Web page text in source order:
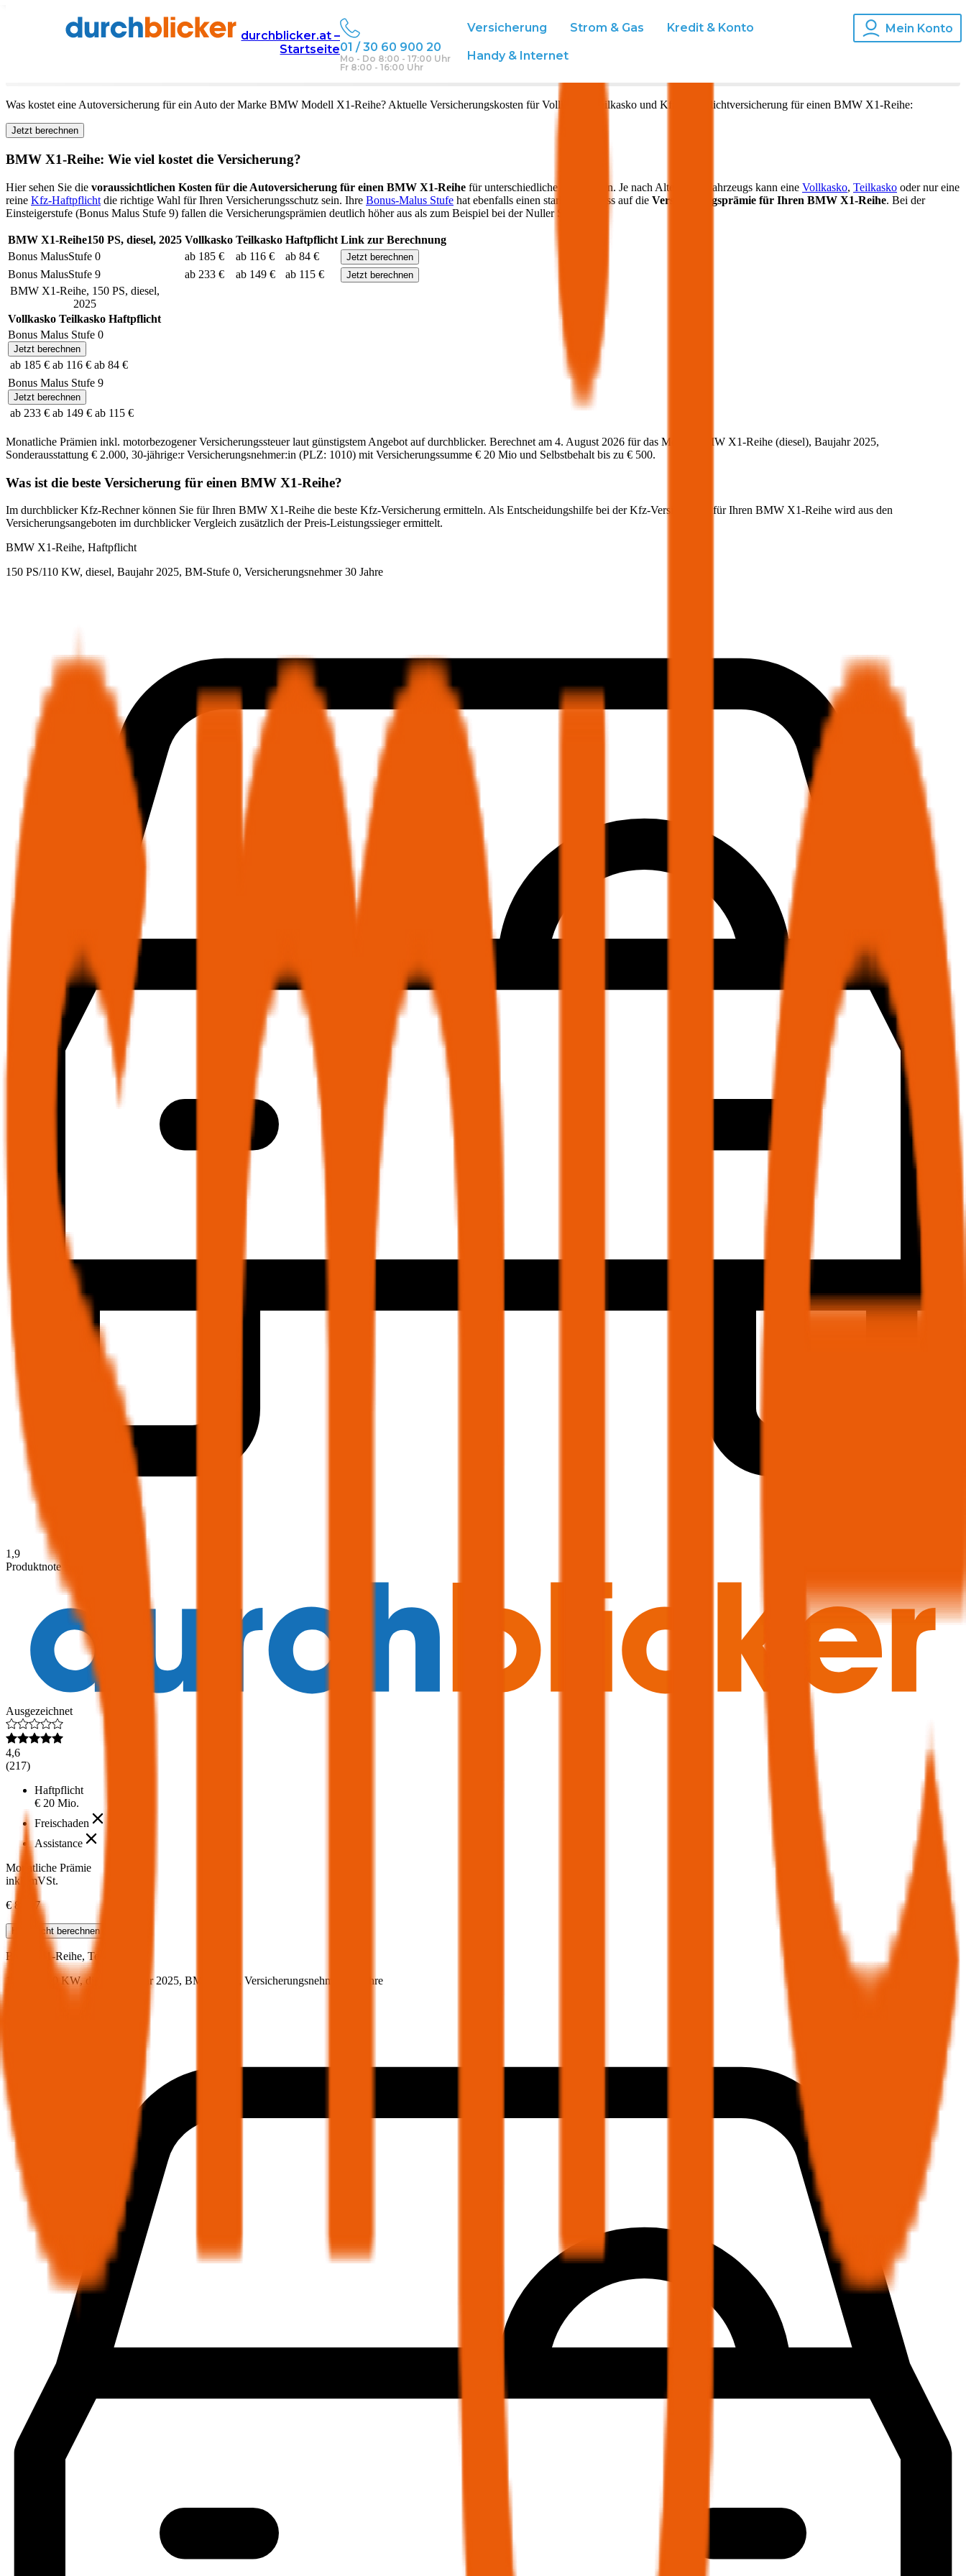
durchblicker.at –
Startseite01 / 30 60 900 20
Mo - Do 8:00 - 17:00 Uhr
Fr 8:00 - 16:00 Uhr
Versicherung Strom & Gas Kredit & Konto
Handy & Internet
Mein Konto
Autoversicherung BMW
in Österreich
Was kostet eine Autoversicherung für ein Auto der Marke BMW Modell X1-Reihe? Aktuelle Versicherungskosten für Vollkasko, Teilkasko und Kfz-Haftpflichtversicherung für einen BMW X1-Reihe:
Jetzt berechnen
BMW X1-Reihe: Wie viel kostet die Versicherung?
Hier sehen Sie die voraussichtlichen Kosten für die Autoversicherung für einen BMW X1-Reihe für unterschiedliche Deckungen. Je nach Alter Ihres Fahrzeugs kann eine Vollkasko, Teilkasko oder nur eine
reine Kfz-Haftpflicht die richtige Wahl für Ihren Versicherungsschutz sein. Ihre Bonus-Malus Stufe hat ebenfalls einen starken Einfluss auf die Versicherungsprämie für Ihren BMW X1-Reihe. Bei der
Einsteigerstufe (Bonus Malus Stufe 9) fallen die Versicherungsprämien deutlich höher aus als zum Beispiel bei der Nuller Stufe.
BMW X1-Reihe150 PS, diesel, 2025 Vollkasko Teilkasko Haftpflicht Link zur Berechnung
Bonus MalusStufe 0 ab 185 € ab 116 € ab 84 € Jetzt berechnen
Bonus MalusStufe 9 ab 233 € ab 149 € ab 115 € Jetzt berechnen
BMW X1-Reihe, 150PS, diesel,
2025
Vollkasko Teilkasko Haftpflicht
Bonus Malus Stufe 0
Jetzt berechnen
ab 185 € ab 116 € ab 84 €
Bonus Malus Stufe 9
Jetzt berechnen
ab 233 € ab 149 € ab 115 €
Monatliche Prämien inkl. motorbezogener Versicherungssteuer laut günstigstem Angebot auf durchblicker. Berechnet am 4. August 2026 für das Modell BMW X1-Reihe (diesel), Baujahr 2025,
Sonderausstattung € 2.000, 30-jährige:rVersicherungsnehmer:in (PLZ: 1010) mit Versicherungssumme € 20 Mio und Selbstbehalt bis zu € 500.
Was ist die beste Versicherung für einen BMW X1-Reihe?
Im durchblicker Kfz-Rechner können Sie für Ihren BMW X1-Reihe die beste Kfz-Versicherung ermitteln. Als Entscheidungshilfe bei der Kfz-Versicherung für Ihren BMW X1-Reihe wird aus den
Versicherungsangeboten im durchblicker Vergleich zusätzlich der Preis-Leistungssieger ermittelt.
BMW X1-Reihe, Haftpflicht
150 PS/110 KW, diesel, Baujahr 2025, BM-Stufe 0, Versicherungsnehmer 30 Jahre
1,9
Produktnote
Ausgezeichnet
4,6
(217)
Haftpflicht
€ 20 Mio.
Freischaden
Assistance
Monatliche Prämie
inkl. mVSt.
€ 84,17
Haftpflichtberechnen
BMW
X1-Reihe, Teilkasko
150 PS/110 KW, diesel, Baujahr 2025, BM-Stufe , Versicherungsnehmer 30 Jahre